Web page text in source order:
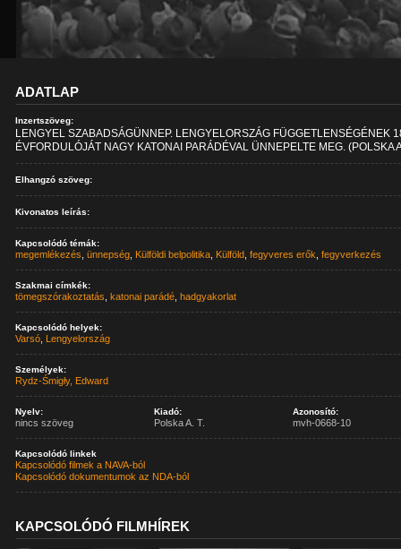
ADATLAP
Inzertszöveg:
LENGYEL SZABADSÁGÜNNEP. LENGYELORSZÁG FÜGGETLENSÉGÉNEK
ÉVFORDULÓJÁT NAGY KATONAI PARÁDÉVAL ÜNNEPELTE MEG. (POLSKA
Elhangzó szöveg:
Kivonatos leírás:
Kapcsolódó témák:
megemlékezés ,ünnepség Külföldi belpolitika Külföld ,fegyveres erők ,fegyverkezés
Szakmai címkék:
tömegszórakoztatás ,katonai parádé ,hadgyakorlat
Kapcsolódó helyek:
Varsó Lengyelország
Személyek:
Rydz-Śmigły, Edward
Nyelv:
nincs szöveg
Kiadó:
Polska A. T.
Azonosító:
mvh-0668-10
Kapcsolódó linkek
Kapcsolódó filmek a NAVA-ból
Kapcsolódó dokumentumok az NDA-ból
KAPCSOLÓDÓ FILMHÍREK